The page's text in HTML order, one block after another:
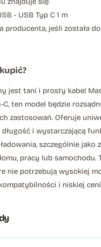
- USB Typ C 1 m
producenta, jeśli została
jest tani i prosty kabel
C, ten model będzie
zastosowań. Oferuje
i wystarczającą
szczególnie jako
pracy lub samochodu.
nie potrzebują wysokiej
i niskiej